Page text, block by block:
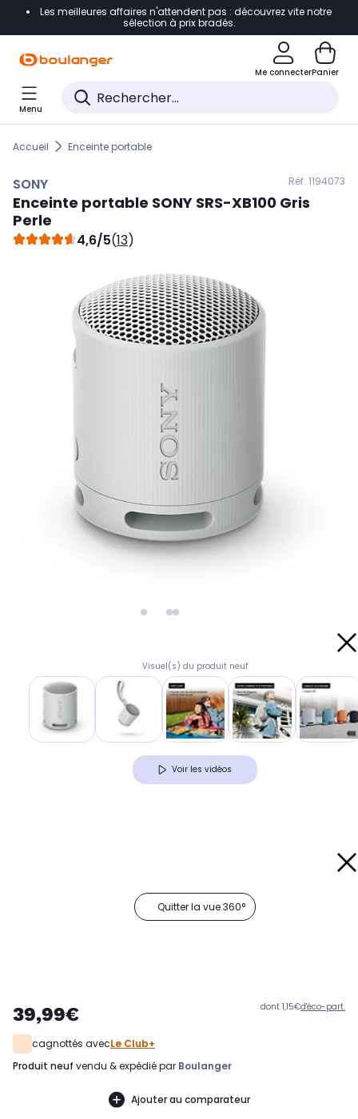
Accéder directement à la navigation
Accéder directement au pied de page
Accéder directement au chatbot
Les meilleures affaires n'attendent pas : découvrez vite notre
sélection à prix bradés.
Me connecterPanier
Menu
Accueil Enceinte portable
SONY Réf. 1194073
Enceinte portable SONY SRS-XB100 Gris
Perle
4,6/5(13)
Visuel(s) du produit neuf
Voir les vidéos
Quitter la vue 360°
39,99€ dont 1,15€d'éco-part.
cagnottés avecLe Club+
produit neuf vendu & expédié par Boulanger
Ajouter au comparateur